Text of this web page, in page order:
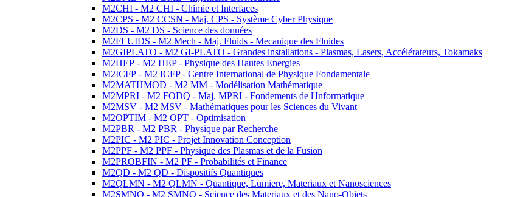
M2CHI - M2 CHI - Chimie et Interfaces
M2CPS - M2 CCSN - Maj. CPS - Système Cyber Physique
M2DS - M2 DS - Science des données
M2FLUIDS - M2 Mech - Maj. Fluids - Mecanique des Fluides
M2GIPLATO - M2 GI-PLATO - Grandes installations - Plasmas, Lasers, Accélérateurs, Tokamaks
M2HEP - M2 HEP - Physique des Hautes Energies
M2ICFP - M2 ICFP - Centre International de Physique Fondamentale
M2MATHMOD - M2 MM - Modélisation Mathématique
M2MPRI - M2 FODQ - Maj. MPRI - Fondements de l'Informatique
M2MSV - M2 MSV - Mathématiques pour les Sciences du Vivant
M2OPTIM - M2 OPT - Optimisation
M2PBR - M2 PBR - Physique par Recherche
M2PIC - M2 PIC - Projet Innovation Conception
M2PPF - M2 PPF - Physique des Plasmas et de la Fusion
M2PROBFIN - M2 PF - Probabilités et Finance
M2QD - M2 QD - Dispositifs Quantiques
M2QLMN - M2 QLMN - Quantique, Lumiere, Materiaux et Nanosciences
M2SMNO - M2 SMNO - Science des Materiaux et des Nano-Objets